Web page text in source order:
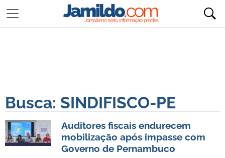
Busca: SINDIFISCO-PE
Auditores fiscais endurecem
mobilização após impasse com
Governo de Pernambuco